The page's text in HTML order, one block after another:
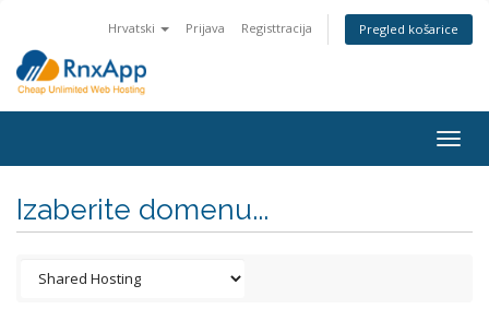
Hrvatski Prijava Registtracija Pregled košarice
Izaberite domenu...